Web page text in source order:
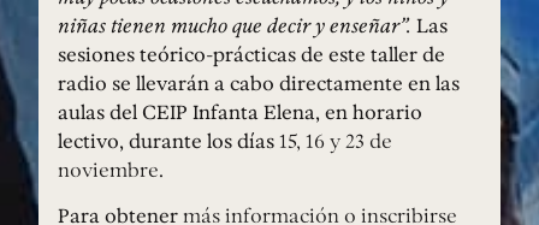
niñas tienen mucho que decir y enseñar”. Las
sesiones teórico-prácticas de este taller de
radio se llevarán a cabo directamente en las
aulas del CEIP Infanta Elena, en horario
lectivo, durante los días15, 16 y 23 de
noviembre.
Para obtenermás información o inscribirse